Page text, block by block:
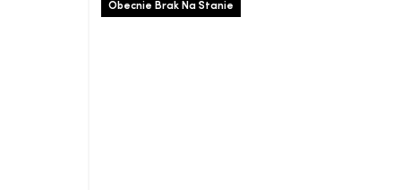
Obecnie Brak Na Stanie